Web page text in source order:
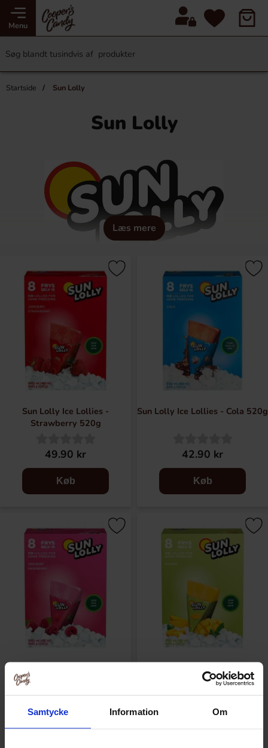
Samtycke Information Om
Menu
Startside Sun Lolly
Sun Lolly
Læs mere
Sun Lolly Ice Lollies -
Strawberry 520g
49.90 kr
Køb
Sun Lolly Ice Lollies - Cola 520g
42.90 kr
Køb
Sun Lolly Ice Lollies -
49.90 kr
Sun Lolly Ice Lollies - Mango
520g
49.90 kr